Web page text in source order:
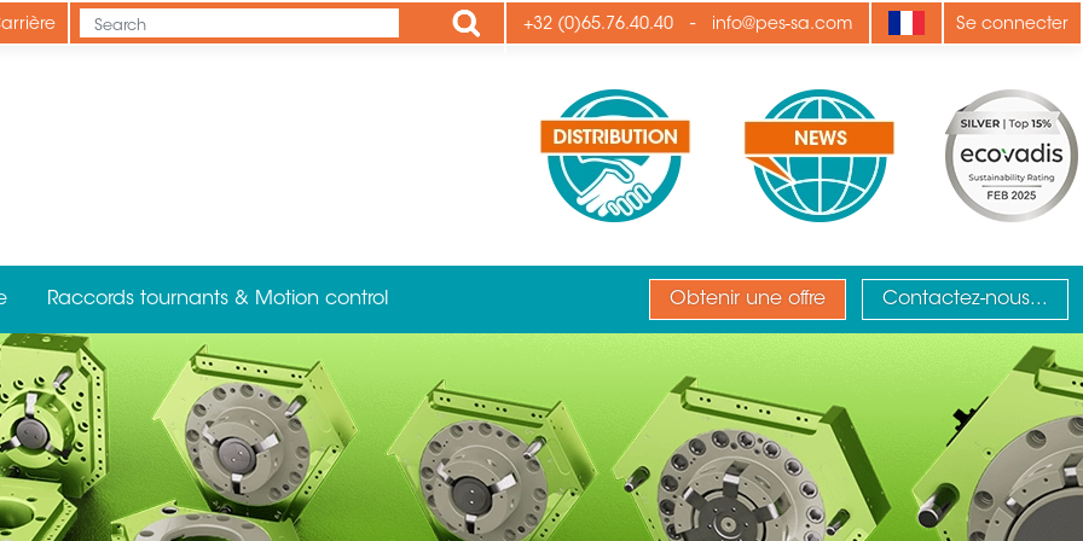
Apply +32 (0)65.76.40.40 - info@pes-sa.com Se connecter
Raccords tournants & Motion control Obtenir une offre Contactez-nous...